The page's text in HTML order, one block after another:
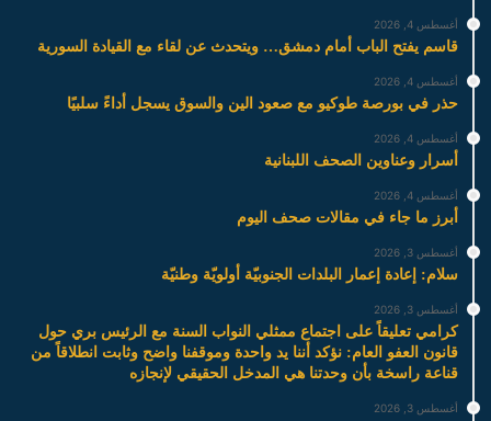
أغسطس 4, 2026
قاسم يفتح الباب أمام دمشق… ويتحدث عن لقاء مع القيادة السورية
أغسطس 4, 2026
حذر في بورصة طوكيو مع صعود الين والسوق يسجل أداءً سلبيًا
أغسطس 4, 2026
أسرار وعناوين الصحف اللبنانية
أغسطس 4, 2026
أبرز ما جاء في مقالات صحف اليوم
أغسطس 3, 2026
سلام: إعادة إعمار البلدات الجنوبيّة أولويّة وطنيّة
أغسطس 3, 2026
كرامي تعليقاً على اجتماع ممثلي النواب السنة مع الرئيس بري حول
قانون العفو العام: نؤكد أننا يد واحدة وموقفنا واضح وثابت انطلاقاً من
قناعة راسخة بأن وحدتنا هي المدخل الحقيقي لإنجازه
أغسطس 3, 2026